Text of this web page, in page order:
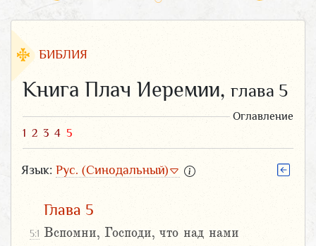
БИБЛИЯ
Книга Плач Иеремии, глава 5
Оглавление
1 2 3 4 5
Язык: Рус. (Синодальный)
Глава 5
5:1 Вспомни, Господи, что над нами